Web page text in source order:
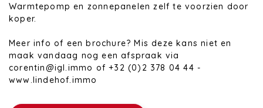
Warmtepomp en zonnepanelen zelf te voorzien door
koper.
Meer info of een brochure? Mis deze kans niet en
maak vandaag nog een afspraak via
corentin@igl.immo of +32 (0)2 378 04 44 -
www.lindehof.immo